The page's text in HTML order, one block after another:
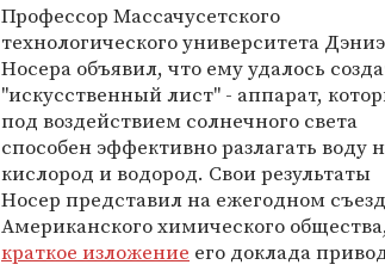
Профессор Массачусетского
технологического университета
Носера объявил, что ему удалось
"искусственный лист" - аппарат,
под воздействием солнечного света
способен эффективно разлагать воду
кислород и водород. Свои результаты
Носер представил на ежегодном
Американского химического
краткое изложение его доклада